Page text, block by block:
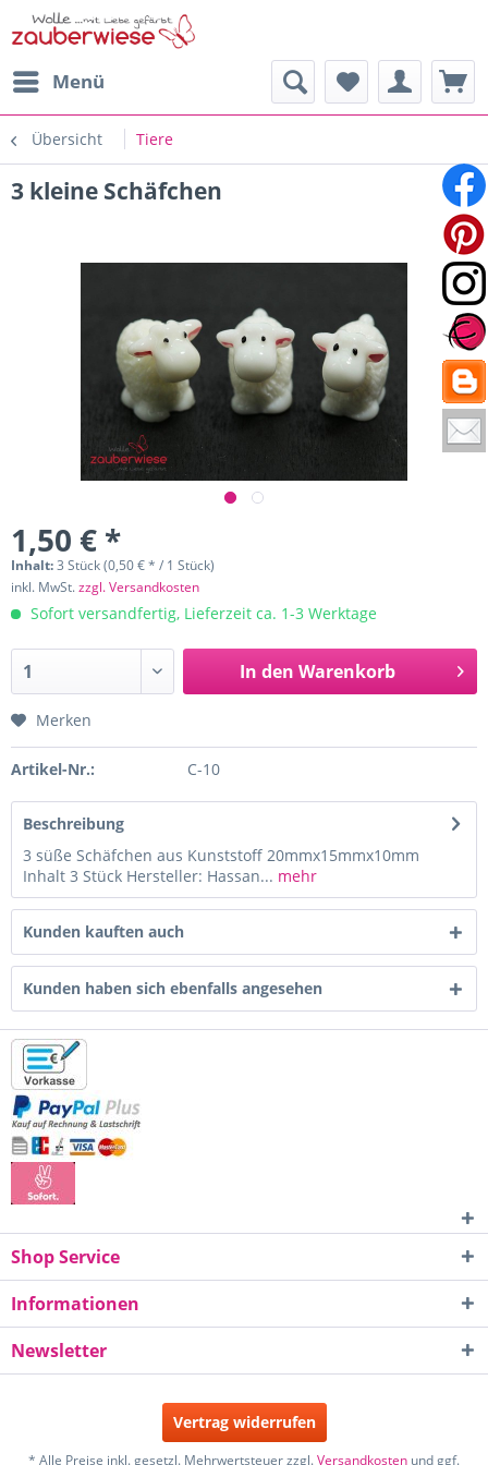
Menü
Übersicht Tiere
3 kleine Schäfchen
1,50 € *
Inhalt:3 Stück (0,50 € * / 1 Stück)
inkl. MwSt.zzgl. Versandkosten
Sofort versandfertig, Lieferzeit ca. 1-3 Werktage
In den Warenkorb
Merken
Artikel-Nr.: C-10
Beschreibung
3 süße Schäfchen aus Kunststoff 20mmx15mmx10mm
Inhalt 3 Stück Hersteller: Hassan... mehr
Kunden kauften auch
Kunden haben sich ebenfalls angesehen
Shop Service
Informationen
Newsletter
Vertrag widerrufen
* Alle Preise inkl. gesetzl. Mehrwertsteuer zzgl.Versandkosten und ggf.